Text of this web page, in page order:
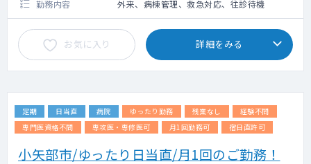
勤務内容 外来、病棟管理、救急対応、往診待機
お気に入り 詳細をみる
定期 日当直 病院 ゆったり勤務 残業なし
経験不問
専門医資格不問
専攻医・専修医可 月1回勤務可 宿日直許可
小矢部市/ゆったり日当直/月1回のご勤務！